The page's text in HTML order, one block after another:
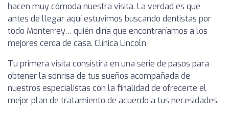
hacen muy cómoda nuestra visita. La verdad es que
antes de llegar aquí estuvimos buscando dentistas por
todo Monterrey… quién diría que encontraríamos a los
mejores cerca de casa. Clínica Lincoln
Tu primera visita consistirá en una serie de pasos para
obtener la sonrisa de tus sueños acompañada de
nuestros especialistas con la finalidad de ofrecerte el
mejor plan de tratamiento de acuerdo a tus necesidades.